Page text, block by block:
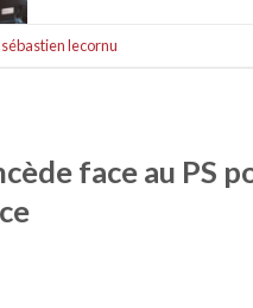
sébastien lecornu
face au PS